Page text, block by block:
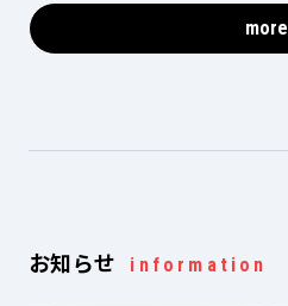
more
お知らせ information